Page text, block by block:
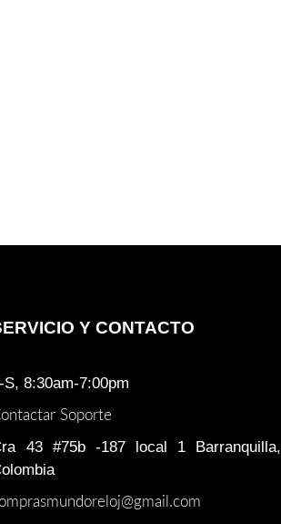
Y CONTACTO
S, 8:30am-7:00pm
Soporte
43 #75b -187 local 1 Barranquilla,